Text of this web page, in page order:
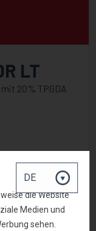
LT
20% TPGDA
die Website
Medien und
sehen.